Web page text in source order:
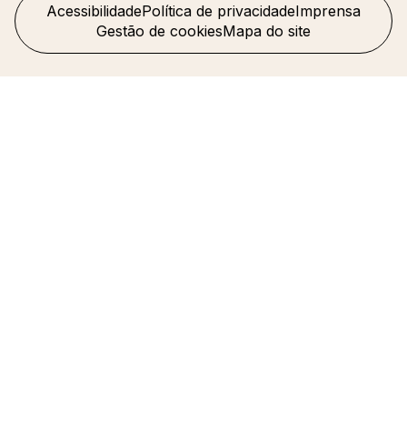
AcessibilidadePolítica de privacidadeImprensa
Gestão de cookiesMapa do site